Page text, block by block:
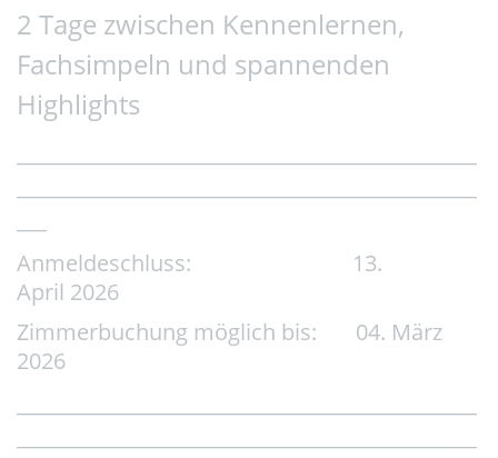
2 Tage zwischen Kennenlernen,
Fachsimpeln und spannenden
Highlights
Anmeldeschluss: 13.
April 2026​​​​​​​
Zimmerbuchung möglich bis: 04. März
2026